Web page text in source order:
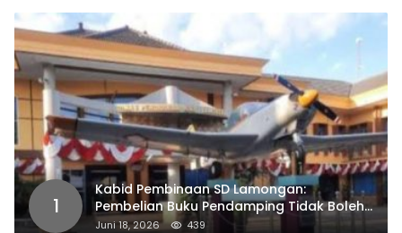
1
Kabid Pembinaan SD Lamongan:
Pembelian Buku Pendamping Tidak Boleh
Dipaksakan
Juni 18, 2026 439